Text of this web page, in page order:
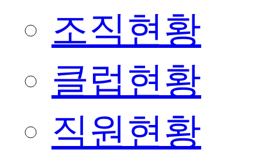
조직현황
클럽현황
직원현황